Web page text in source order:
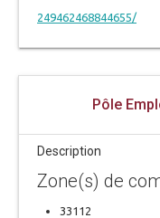
249462468844655/
Pôle
Description
Zone(s) de
33112